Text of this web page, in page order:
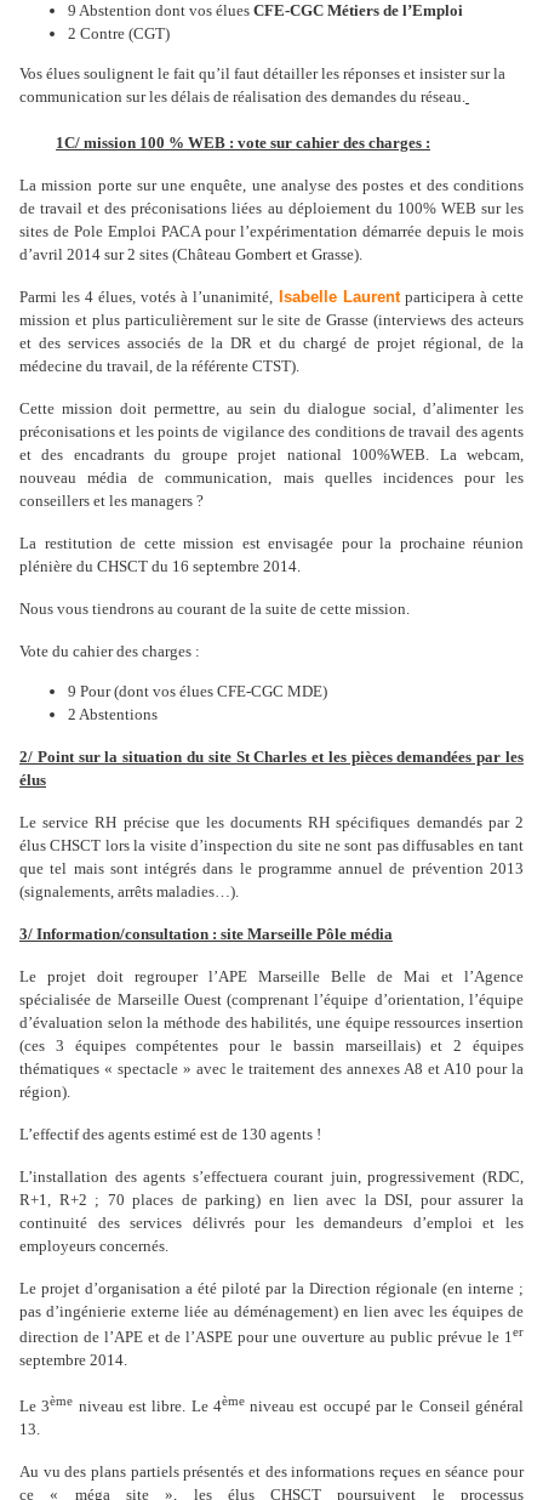
9 Abstention dont vos élues CFE-CGC Métiers de l’Emploi
2 Contre (CGT)
Vos élues soulignent le fait qu’il faut détailler les réponses et insister sur la
communication sur les délais de réalisation des demandes du réseau.
1C/ mission 100 % WEB : vote sur cahier des charges :
La mission porte sur une enquête, une analyse des postes et des conditions
de travail et des préconisations liées au déploiement du 100% WEB sur les
sites de Pole Emploi PACA pour l’expérimentation démarrée depuis le mois
d’avril 2014 sur 2 sites (Château Gombert et Grasse).
Parmi les 4 élues, votés à l’unanimité, Isabelle Laurentparticipera à cette
mission et plus particulièrement sur le site de Grasse (interviews des acteurs
et des services associés de la DR et du chargé de projet régional, de la
médecine du travail, de la référente CTST).
Cette mission doit permettre, au sein du dialogue social, d’alimenter les
préconisations et les points de vigilance des conditions de travail des agents
et des encadrants du groupe projet national 100%WEB. La webcam,
nouveau média de communication, mais quelles incidences pour les
conseillers et les managers ?
La restitution de cette mission est envisagée pour la prochaine réunion
plénière du CHSCT du 16 septembre 2014.
Nous vous tiendrons au courant de la suite de cette mission.
Vote du cahier des charges :
9 Pour (dont vos élues CFE-CGC MDE)
2 Abstentions
2/ Point sur la situation du site St Charles et les pièces demandées par les
élus
Le service RH précise que les documents RH spécifiques demandés par 2
élus CHSCT lors la visite d’inspection du site ne sont pas diffusables en tant
que tel mais sont intégrés dans le programme annuel de prévention 2013
(signalements, arrêts maladies…).
3/ Information/consultation : site Marseille Pôle média
Le projet doit regrouper l’APE Marseille Belle de Mai et l’Agence
spécialisée de Marseille Ouest (comprenant l’équipe d’orientation, l’équipe
d’évaluation selon la méthode des habilités, une équipe ressources insertion
(ces 3 équipes compétentes pour le bassin marseillais) et 2 équipes
thématiques « spectacle » avec le traitement des annexes A8 et A10 pour la
région).
L’effectif des agents estimé est de 130 agents !
L’installation des agents s’effectuera courant juin, progressivement (RDC,
R+1, R+2 ; 70 places de parking) en lien avec la DSI, pour assurer la
continuité des services délivrés pour les demandeurs d’emploi et les
employeurs concernés.
Le projet d’organisation a été piloté par la Direction régionale (en interne ;
pas d’ingénierie externe liée au déménagement) en lien avec les équipes de
direction de l’APE et de l’ASPE pour une ouverture au public prévue le 1er
septembre 2014.
Le 3ème niveau est libre. Le 4èmeniveau est occupé par le Conseil général
13.
Au vu des plans partiels présentés et des informations reçues en séance pour
ce « méga site », les élus CHSCT poursuivent le processus